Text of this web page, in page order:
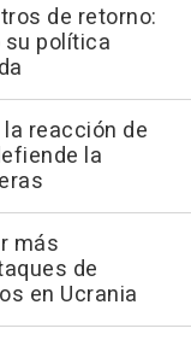
de retorno:
su política
reacción de
la
más
de
en Ucrania